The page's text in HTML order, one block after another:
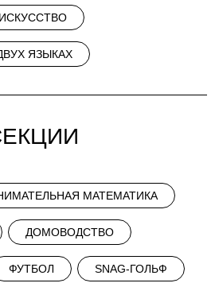
ЯЗЫКАХ
МАТЕМАТИКА
ДОМОВОДСТВО
ФУТБОЛ SNAG-ГОЛЬФ